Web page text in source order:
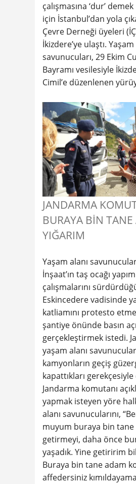
çalışmasına ‘dur’ demek
için İstanbul’dan yola
Çevre Derneği üyeleri
İkizdere’ye ulaştı. Yaşam
savunucuları, 29 Ekim
Bayramı vesilesiyle
Cimil’e düzenlenen
JANDARMA
BURAYA BİN
YIĞARIM
Yaşam alanı
İnşaat’ın taş ocağı yapım
çalışmalarını
Eskincedere vadisinde
katliamını protesto
şantiye önünde basın
gerçekleştirmek istedi.
yaşam alanı
kamyonların geçiş
kapattıkları
Jandarma komutanı
yapmak isteyen yöre
alanı savunucularını,
muyum buraya bin tane
getirmeyi, daha önce
yaşadık. Yine getiririm
Buraya bin tane adam
affedersiniz